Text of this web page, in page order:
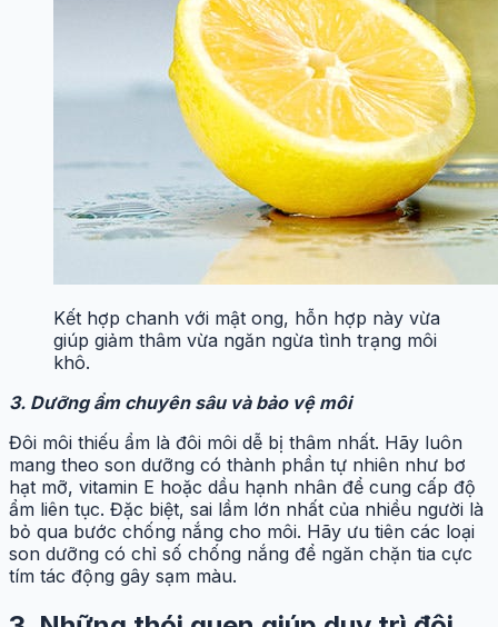
Kết hợp chanh với mật ong, hỗn hợp này vừa
giúp giảm thâm vừa ngăn ngừa tình trạng môi
khô.
3. Dưỡng ẩm chuyên sâu và bảo vệ môi
Đôi môi thiếu ẩm là đôi môi dễ bị thâm nhất. Hãy luôn
mang theo son dưỡng có thành phần tự nhiên như bơ
hạt mỡ, vitamin E hoặc dầu hạnh nhân để cung cấp độ
ẩm liên tục. Đặc biệt, sai lầm lớn nhất của nhiều người là
bỏ qua bước chống nắng cho môi. Hãy ưu tiên các loại
son dưỡng có chỉ số chống nắng để ngăn chặn tia cực
tím tác động gây sạm màu.